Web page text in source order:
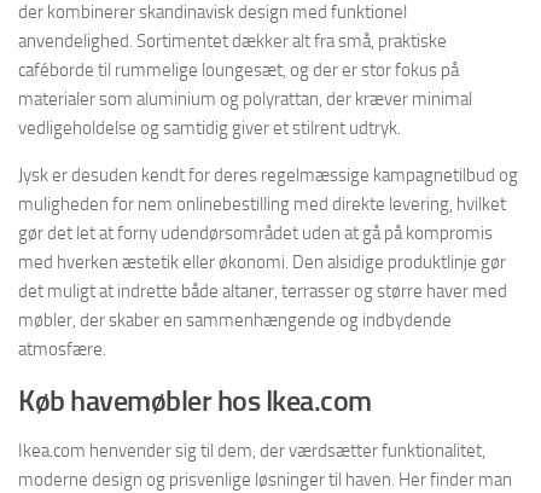
der kombinerer skandinavisk design med funktionel
anvendelighed. Sortimentet dækker alt fra små, praktiske
caféborde til rummelige loungesæt, og der er stor fokus på
materialer som aluminium og polyrattan, der kræver minimal
vedligeholdelse og samtidig giver et stilrent udtryk.
Jysk er desuden kendt for deres regelmæssige kampagnetilbud og
muligheden for nem onlinebestilling med direkte levering, hvilket
gør det let at forny udendørsområdet uden at gå på kompromis
med hverken æstetik eller økonomi. Den alsidige produktlinje gør
det muligt at indrette både altaner, terrasser og større haver med
møbler, der skaber en sammenhængende og indbydende
atmosfære.
Køb havemøbler hos Ikea.com
Ikea.com henvender sig til dem, der værdsætter funktionalitet,
moderne design og prisvenlige løsninger til haven. Her finder man